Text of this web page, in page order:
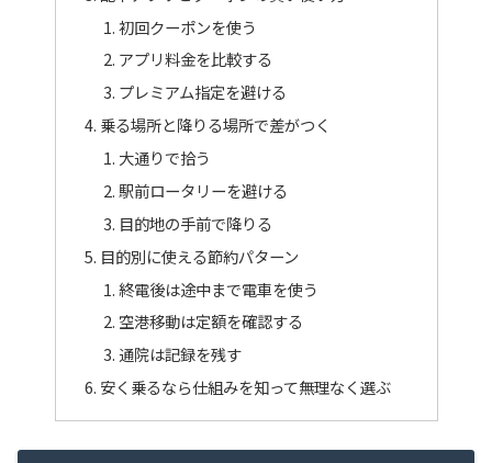
初回クーポンを使う
アプリ料金を比較する
プレミアム指定を避ける
乗る場所と降りる場所で差がつく
大通りで拾う
駅前ロータリーを避ける
目的地の手前で降りる
目的別に使える節約パターン
終電後は途中まで電車を使う
空港移動は定額を確認する
通院は記録を残す
安く乗るなら仕組みを知って無理なく選ぶ